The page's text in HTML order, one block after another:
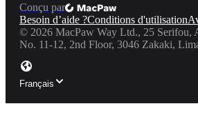
Conçu par
Besoin d’aide ?Conditions d'utilisation
© 2026 MacPaw Way Ltd., 25 Serifou,
No. 11-12, 2nd Floor, 3046 Zakaki,
Français